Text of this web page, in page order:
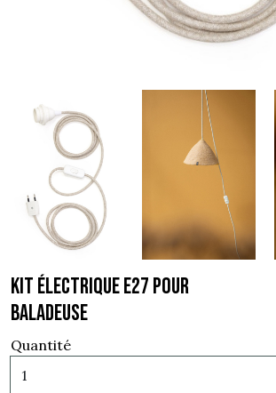
KIT ÉLECTRIQUE E27 POUR
BALADEUSE
Quantité